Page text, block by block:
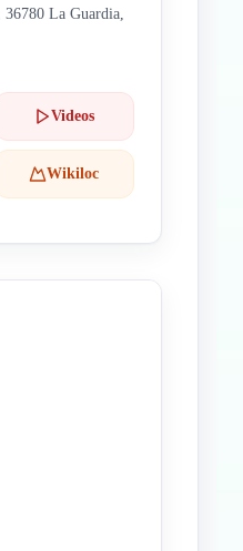
36780 La Guardia,
Videos
Wikiloc